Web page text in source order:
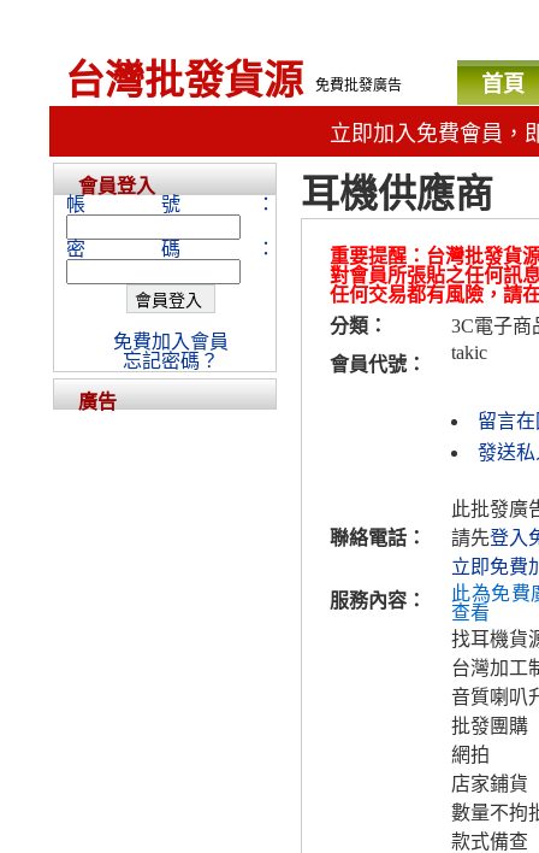
台灣批發貨源 免費批發廣告 首頁
立即加入免費會員，
耳機供應商
重要提醒：台灣批發貨
對會員所張貼之任何訊
任何交易都有風險，請
分類：
3C電子商
會員代號：
takic
留言
發送私
聯絡電話：
此批發廣
請先登入
立即免費
服務內容：
此為免費
查看
找耳機貨
台灣加工
音質喇叭
批發團購
網拍
店家鋪貨
數量不拘
款式備查
會員登入
帳號：
密碼：
免費加入會員
忘記密碼？
廣告